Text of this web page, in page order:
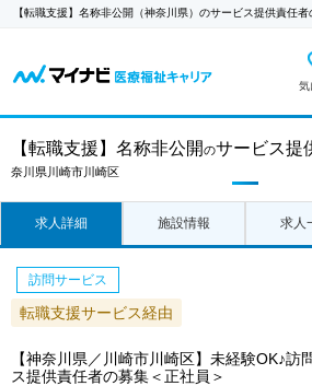
【転職支援】名称非公開（神奈川県）のサービス提供責任者
気
【転職支援】 名称非公開のサービス提
奈川県川崎市川崎区
求人詳細 施設情報 求人
訪問サービス
転職支援サービス経由
【神奈川県／川崎市川崎区】未経験OK♪訪
ス提供責任者の募集＜正社員＞